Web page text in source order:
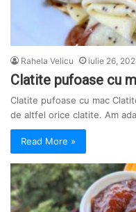
Rahela Velicu iulie 26,
Clatite pufoase cu
Clatite pufoase cu mac
de altfel orice clatite. Am
Read More »